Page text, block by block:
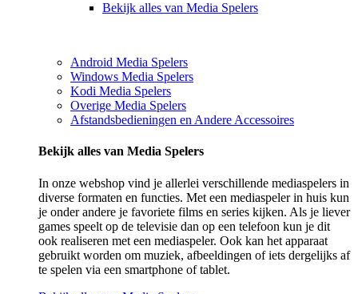
Bekijk alles van Media Spelers
Android Media Spelers
Windows Media Spelers
Kodi Media Spelers
Overige Media Spelers
Afstandsbedieningen en Andere Accessoires
Bekijk alles van Media Spelers
In onze webshop vind je allerlei verschillende mediaspelers in
diverse formaten en functies. Met een mediaspeler in huis kun
je onder andere je favoriete films en series kijken. Als je liever
games speelt op de televisie dan op een telefoon kun je dit
ook realiseren met een mediaspeler. Ook kan het apparaat
gebruikt worden om muziek, afbeeldingen of iets dergelijks af
te spelen via een smartphone of tablet.